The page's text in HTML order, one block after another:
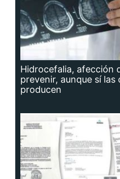
Hidrocefalia, afección
prevenir, aunque sí las
producen